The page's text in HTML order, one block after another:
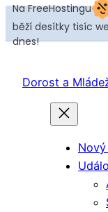
Na FreeHostingu
běží desítky tisíc
dnes!
obsah
Dorost a